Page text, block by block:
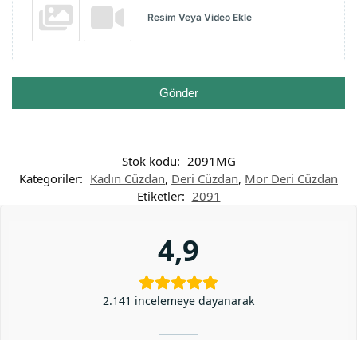
Resim Veya Video Ekle
Gönder
Stok kodu: 2091MG
Kategoriler: Kadın Cüzdan, Deri Cüzdan, Mor Deri Cüzdan
Etiketler: 2091
4,9
2.141 incelemeye dayanarak